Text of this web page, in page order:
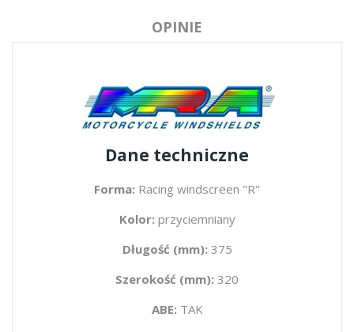
OPINIE
Dane techniczne
Forma: Racing windscreen "R"
Kolor: przyciemniany
Długość (mm): 375
Szerokość (mm): 320
ABE: TAK